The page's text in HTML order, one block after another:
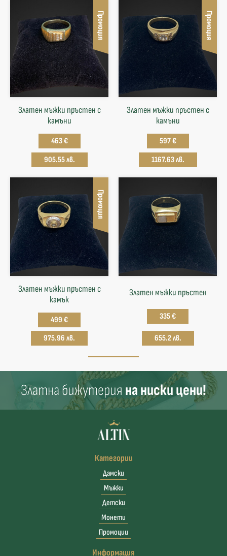
Промоция
Златен мъжки пръстен с
камъни
463 €
905.55 лв.
Промоция
Златен мъжки пръстен с
камъни
597 €
1167.63 лв.
Промоция
Златен мъжки пръстен с
камък
499 €
975.96 лв.
Златен мъжки пръстен
335 €
655.2 лв.
Златна бижутерия на ниски цени!
Категории
Дамски
Мъжки
Детски
Монети
Промоции
Информация